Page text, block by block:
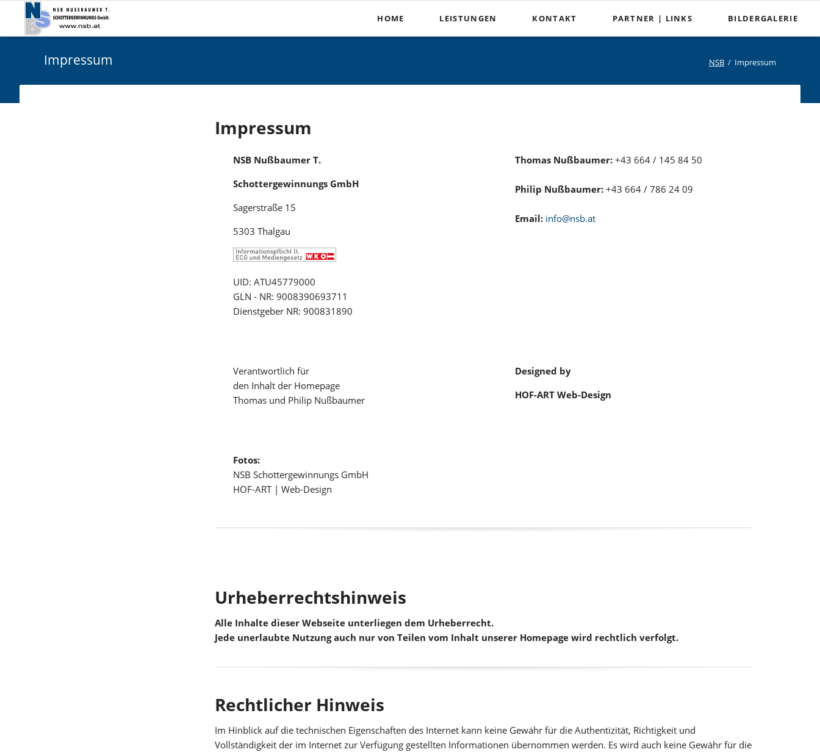
HOME LEISTUNGEN KONTAKT PARTNER | LINKS BILDERGALERIE
Impressum NSB Impressum
Impressum
NSB Nußbaumer T.
Schottergewinnungs GmbH
Sagerstraße 15
5303 Thalgau
UID: ATU45779000
GLN - NR: 9008390693711
Dienstgeber NR: 900831890
Thomas Nußbaumer: +43 664 / 145 84 50
Philip Nußbaumer: +43 664 / 786 24 09
Email: info@nsb.at
Verantwortlich für
den Inhalt der Homepage
Thomas und Philip Nußbaumer
Designed by
HOF-ART Web-Design
Fotos:
NSB Schottergewinnungs GmbH
HOF-ART | Web-Design
Urheberrechtshinweis
Alle Inhalte dieser Webseite unterliegen dem Urheberrecht.
Jede unerlaubte Nutzung auch nur von Teilen vom Inhalt unserer Homepage wird rechtlich verfolgt.
Rechtlicher Hinweis
Im Hinblick auf die technischen Eigenschaften des Internet kann keine Gewähr für die Authentizität, Richtigkeit und
Vollständigkeit der im Internet zur Verfügung gestellten Informationen übernommen werden. Es wird auch keine Gewähr für die